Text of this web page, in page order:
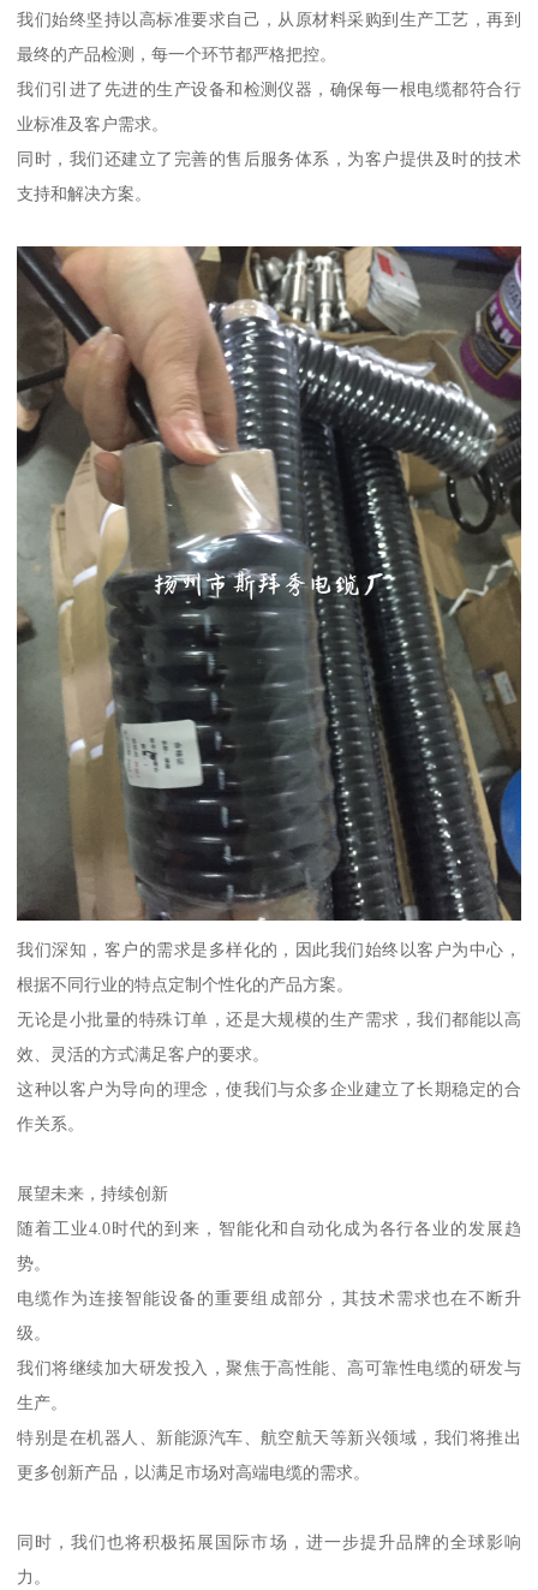
我们始终坚持以高标准要求自己，从原材料采购到生产工艺，再到
最终的产品检测，每一个环节都严格把控。
我们引进了先进的生产设备和检测仪器，确保每一根电缆都符合行
业标准及客户需求。
同时，我们还建立了完善的售后服务体系，为客户提供及时的技术
支持和解决方案。
我们深知，客户的需求是多样化的，因此我们始终以客户为中心，
根据不同行业的特点定制个性化的产品方案。
无论是小批量的特殊订单，还是大规模的生产需求，我们都能以高
效、灵活的方式满足客户的要求。
这种以客户为导向的理念，使我们与众多企业建立了长期稳定的合
作关系。
展望未来，持续创新
随着工业4.0时代的到来，智能化和自动化成为各行各业的发展趋
势。
电缆作为连接智能设备的重要组成部分，其技术需求也在不断升
级。
我们将继续加大研发投入，聚焦于高性能、高可靠性电缆的研发与
生产。
特别是在机器人、新能源汽车、航空航天等新兴领域，我们将推出
更多创新产品，以满足市场对高端电缆的需求。
同时，我们也将积极拓展国际市场，进一步提升品牌的全球影响
力。